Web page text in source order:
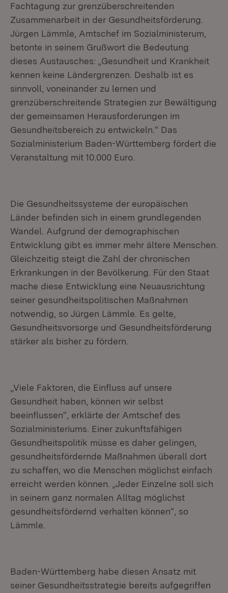
Fachtagung zur grenzüberschreitenden
Zusammenarbeit in der Gesundheitsförderung.
Jürgen Lämmle, Amtschef im Sozialministerum,
betonte in seinem Grußwort die Bedeutung
dieses Austausches: „Gesundheit und Krankheit
kennen keine Ländergrenzen. Deshalb ist es
sinnvoll, voneinander zu lernen und
grenzüberschreitende Strategien zur Bewältigung
der gemeinsamen Herausforderungen im
Gesundheitsbereich zu entwickeln.“ Das
Sozialministerium Baden-Württemberg fördert die
Veranstaltung mit 10.000 Euro.
Die Gesundheitssysteme der europäischen
Länder befinden sich in einem grundlegenden
Wandel. Aufgrund der demographischen
Entwicklung gibt es immer mehr ältere Menschen.
Gleichzeitig steigt die Zahl der chronischen
Erkrankungen in der Bevölkerung. Für den Staat
mache diese Entwicklung eine Neuausrichtung
seiner gesundheitspolitischen Maßnahmen
notwendig, so Jürgen Lämmle. Es gelte,
Gesundheitsvorsorge und Gesundheitsförderung
stärker als bisher zu fördern.
„Viele Faktoren, die Einfluss auf unsere
Gesundheit haben, können wir selbst
beeinflussen“, erklärte der Amtschef des
Sozialministeriums. Einer zukunftsfähigen
Gesundheitspolitik müsse es daher gelingen,
gesundheitsfördernde Maßnahmen überall dort
zu schaffen, wo die Menschen möglichst einfach
erreicht werden können. „Jeder Einzelne soll sich
in seinem ganz normalen Alltag möglichst
gesundheitsfördernd verhalten können“, so
Lämmle.
Baden-Württemberg habe diesen Ansatz mit
seiner Gesundheitsstrategie bereits aufgegriffen